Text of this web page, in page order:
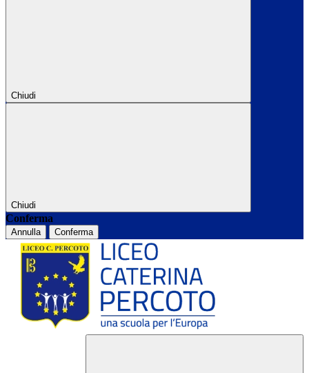
Chiudi
Chiudi
Conferma
Annulla Conferma